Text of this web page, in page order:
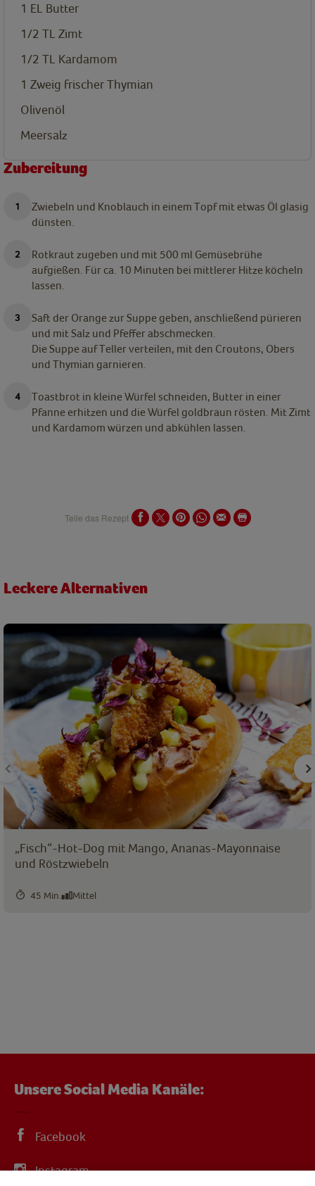
1 EL Butter
1/2 TL Zimt
1/2 TL Kardamom
1 Zweig frischer Thymian
Olivenöl
Meersalz
Zubereitung
Zwiebeln und Knoblauch in einem Topf mit etwas Öl glasig
dünsten.
Rotkraut zugeben und mit 500 ml Gemüsebrühe
aufgießen. Für ca. 10 Minuten bei mittlerer Hitze köcheln
lassen.
Saft der Orange zur Suppe geben, anschließend pürieren
und mit Salz und Pfeffer abschmecken.
Die Suppe auf Teller verteilen, mit den Croutons, Obers
und Thymian garnieren.
Toastbrot in kleine Würfel schneiden, Butter in einer
Pfanne erhitzen und die Würfel goldbraun rösten. Mit Zimt
und Kardamom würzen und abkühlen lassen.
Teile das Rezept
Leckere Alternativen
„Fisch“-Hot-Dog mit Mango, Ananas-Mayonnaise
und Röstzwiebeln
45 Min. Mittel
Unsere Social Media Kanäle:
Facebook
Instagram